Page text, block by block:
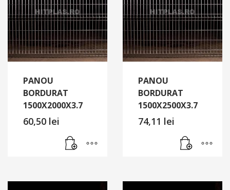
PANOU
BORDURAT
1500X2000X3.7
60,50 lei
PANOU
BORDURAT
1500X2500X3.7
74,11 lei